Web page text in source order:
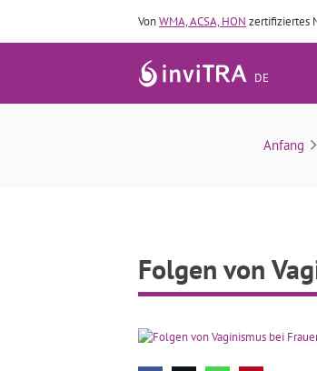
VonWMA, ACSA, HON zertifiziertes
DE
Anfang
Folgen von